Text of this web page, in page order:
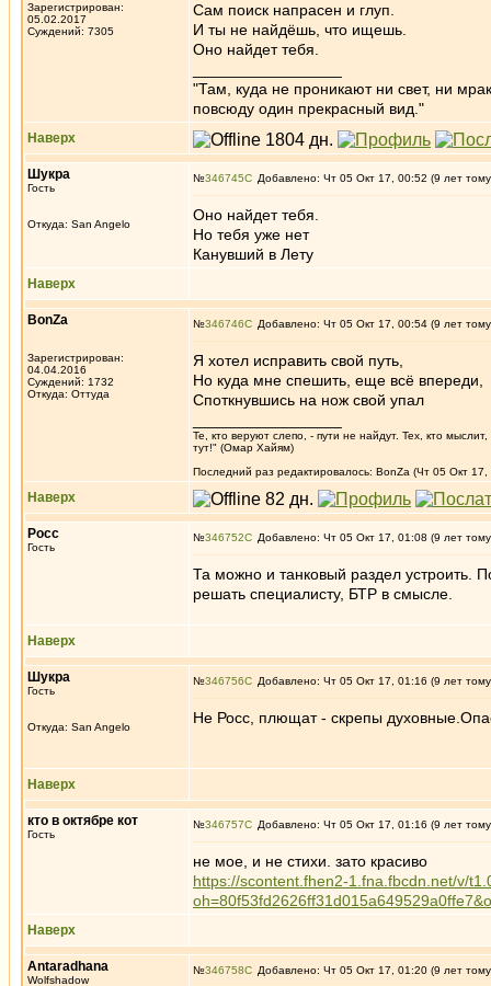
Зарегистрирован:
05.02.2017
Суждений: 7305
Сам поиск напрасен и глуп.
И ты не найдёшь, что ищешь.
Оно найдет тебя.
"Там, куда не проникают ни свет, ни
повсюду один прекрасный вид."
Наверх
Шукра
Гость
Откуда: San Angelo
№346745 Добавлено: Чт 05 Окт 17, 00:52 (9 лет
Оно найдет тебя.
Но тебя уже нет
Канувший в Лету
Наверх
BonZa
Зарегистрирован:
04.04.2016
Суждений: 1732
Откуда: Oттyдa
№346746 Добавлено: Чт 05 Окт 17, 00:54 (9 лет
Я хотел исправить свой путь,
Но куда мне спешить, еще всё впереди,
Cпоткнувшись на нож свой упал
Те, кто веруют слепо, - пути не найдут. Тех, кто
тут!" (Омар Хайям)
Последний раз редактировалось: BonZa (Чт 05 Окт 17,
Наверх
Росс
Гость
№346752 Добавлено: Чт 05 Окт 17, 01:08 (9 лет
Та можно и танковый раздел устроить.
решать специалисту, БТР в смысле.
Наверх
Шукра
Гость
Откуда: San Angelo
№346756 Добавлено: Чт 05 Окт 17, 01:16 (9 лет
Не Росс, плющат - скрепы
Наверх
кто в октябре кот
Гость
№346757 Добавлено: Чт 05 Окт 17, 01:16 (9 лет
не мое, и не стихи. зато красиво
https://scontent.fhen2-1.fna.fbcdn.net/v/
Наверх
Antaradhana
Wolfshadow
№346758 Добавлено: Чт 05 Окт 17, 01:20 (9 лет